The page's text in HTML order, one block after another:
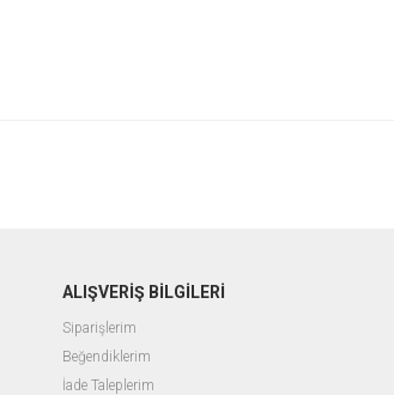
ALIŞVERİŞ BİLGİLERİ
Siparişlerim
Beğendiklerim
İade Taleplerim